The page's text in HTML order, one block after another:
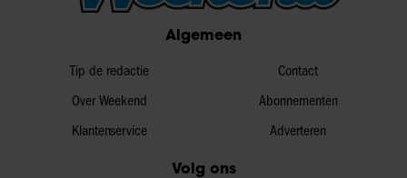
partners kunnen deze gegevens combineren met andere
informatie die u aan ze heeft verstrekt of die ze hebben
gaat akkoord met onze cookies als u onze website blijft
gebruiken.
Algemeen
Tip de redactie
Over Weekend
Klantenservice
Contact
Abonnementen
Adverteren
Volg ons